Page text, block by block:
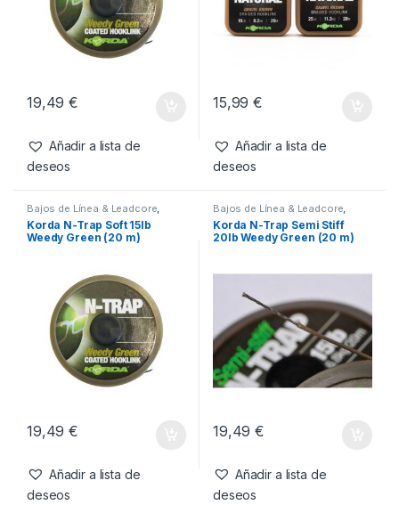
19,49€
Añadir a lista de
deseos
15,99€
Añadir a lista de
deseos
Bajos de Línea & Leadcore
Material Montajes
Korda N-Trap Soft 15lb
Weedy Green (20 m)
19,49€
Añadir a lista de
deseos
Bajos de Línea & Leadcore
Material Montajes
Korda N-Trap Semi Stiff
20lb Weedy Green (20 m)
19,49€
Añadir a lista de
deseos